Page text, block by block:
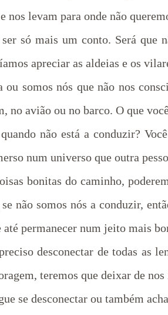
nos levam para onde não
só mais um conto. Será que
apreciar as aldeias e os
somos nós que não nos
no avião ou no barco. O que
não está a conduzir?
num universo que outra
bonitas do caminho,
não somos nós a conduzir,
permanecer num jeito mais
desconectar de todas as
teremos que deixar de
se desconectar ou também